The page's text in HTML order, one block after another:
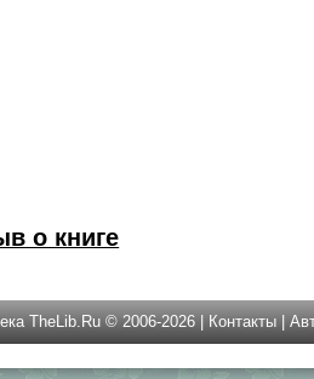
о книге
TheLib.Ru © 2006-2026 | Контакты |